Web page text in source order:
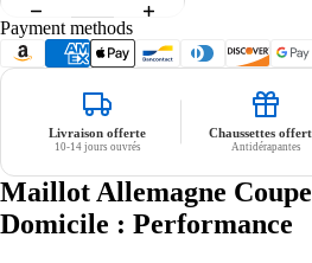
No flocage
Payment methods
Livraison offerte
10-14 jours ouvrés
Chaussettes
Antidérapantes
Maillot Allemagne
Domicile : Performance